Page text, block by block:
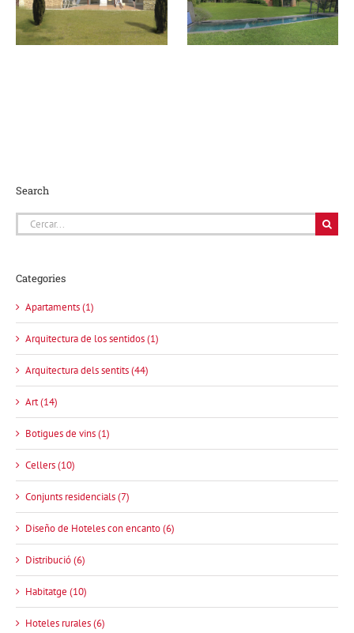
moment!
Search
Cerca
…
Categories
Apartaments (1)
Arquitectura de los sentidos (1)
Arquitectura dels sentits (44)
Art (14)
Botigues de vins (1)
Cellers (10)
Conjunts residencials (7)
Diseño de Hoteles con encanto (6)
Distribució (6)
Habitatge (10)
Hoteles rurales (6)